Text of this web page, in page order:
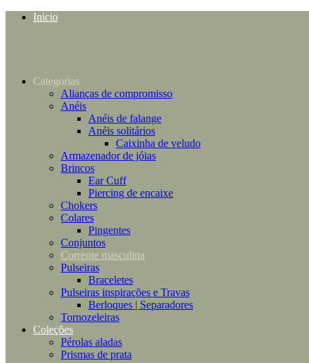
Inicio
Categorias
Alianças de compromisso
Anéis
Anéis de falange
Anéis solitários
Caixinha de veludo
Armazenador de jóias
Brincos
Ear Cuff
Piercing de encaixe
Chokers
Colares
Pingentes
Conjuntos
Corrente masculina
Pulseiras
Braceletes
Pulseiras inspirações e Travas
Berloques | Separadores
Tornozeleiras
Coleções
Pérolas aladas
Prismas de prata